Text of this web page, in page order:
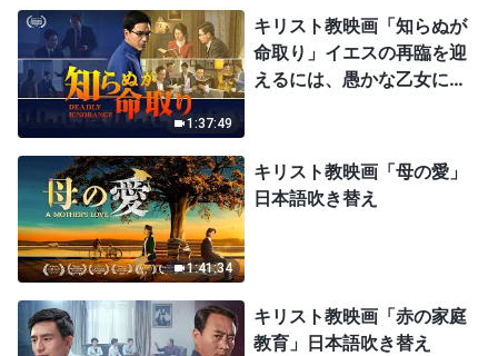
1:37:49
キリスト教映画「知らぬが
命取り」イエスの再臨を迎
えるには、愚かな乙女にな
1:41:34
キリスト教映画「母の愛」
日本語吹き替え
キリスト教映画「赤の家庭
教育」日本語吹き替え